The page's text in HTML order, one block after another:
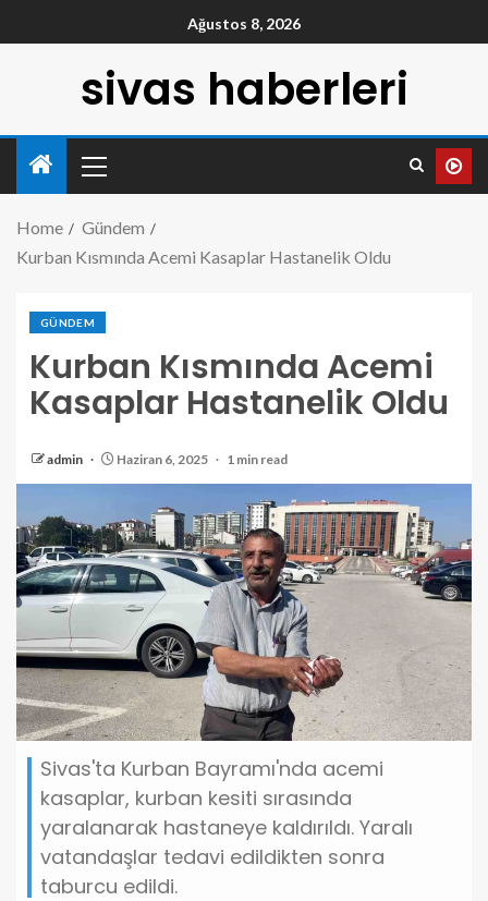
Ağustos 8, 2026
sivas haberleri
Home
Gündem
Kurban Kısmında Acemi Kasaplar Hastanelik Oldu
GÜNDEM
Kurban Kısmında Acemi
Kasaplar Hastanelik Oldu
admin Haziran 6, 2025 1 min read
Sivas'ta Kurban Bayramı'nda acemi
kasaplar, kurban kesiti sırasında
yaralanarak hastaneye kaldırıldı. Yaralı
vatandaşlar tedavi edildikten sonra
taburcu edildi.